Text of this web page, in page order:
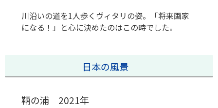
川沿いの道を1人歩くヴィタリの姿。「将来画家
になる！」と心に決めたのはこの時でした。
日本の風景
鞆の浦 2021年